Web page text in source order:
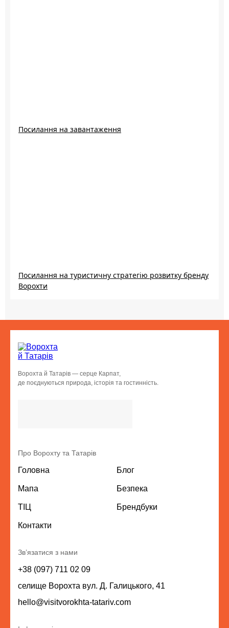
Посилання на завантаження
Посилання на туристичну стратегію розвитку бренду
Ворохти
Ворохта й Татарів — серце Карпат,
де поєднуються природа, історія та гостинність.
Про Ворохту та Татарів
Головна
Мапа
ТІЦ
Контакти
Блог
Безпека
Брендбуки
Зв’язатися з нами
+38 (097) 711 02 09
селище Ворохта вул. Д. Галицького, 41
hello@visitvorokhta-tatariv.com